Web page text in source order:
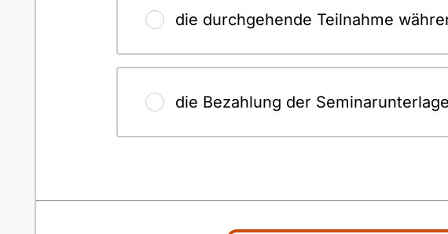
die durchgehende Teilnahme
die Bezahlung der